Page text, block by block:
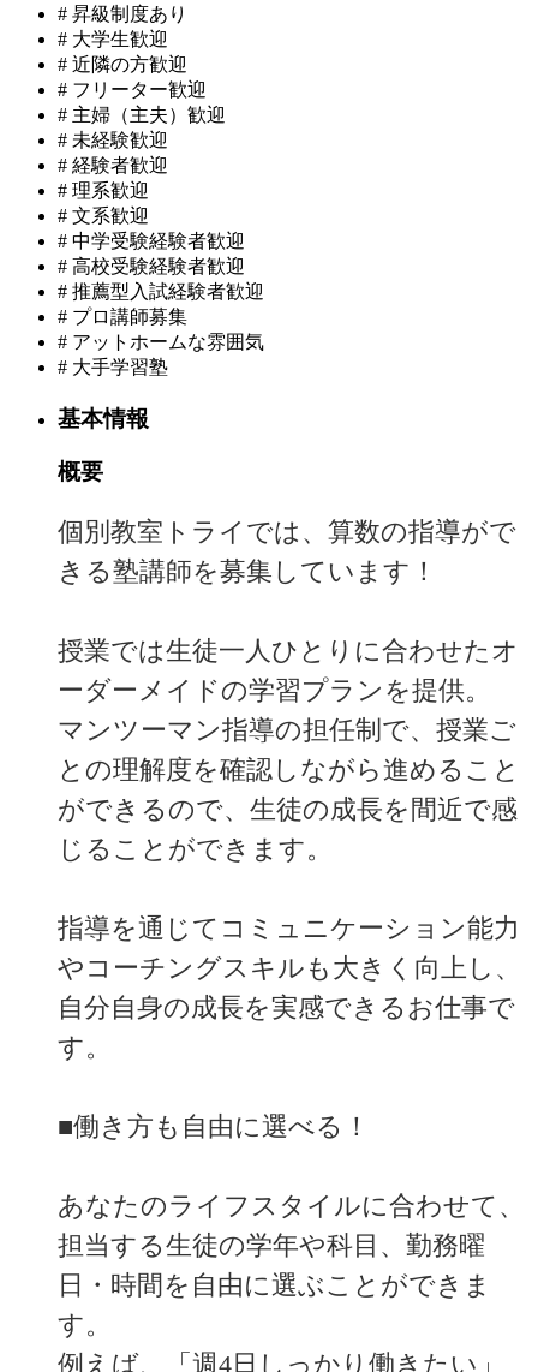
# 昇級制度あり
# 大学生歓迎
# 近隣の方歓迎
# フリーター歓迎
# 主婦（主夫）歓迎
# 未経験歓迎
# 経験者歓迎
# 理系歓迎
# 文系歓迎
# 中学受験経験者歓迎
# 高校受験経験者歓迎
# 推薦型入試経験者歓迎
# プロ講師募集
# アットホームな雰囲気
# 大手学習塾
基本情報
概要
個別教室トライでは、算数の指導がで
きる塾講師を募集しています！
授業では生徒一人ひとりに合わせたオ
ーダーメイドの学習プランを提供。
マンツーマン指導の担任制で、授業ご
との理解度を確認しながら進めること
ができるので、生徒の成長を間近で感
じることができます。
指導を通じてコミュニケーション能力
やコーチングスキルも大きく向上し、
自分自身の成長を実感できるお仕事で
す。
■働き方も自由に選べる！
あなたのライフスタイルに合わせて、
担当する生徒の学年や科目、勤務曜
日・時間を自由に選ぶことができま
す。
例えば、「週4日しっかり働きたい」